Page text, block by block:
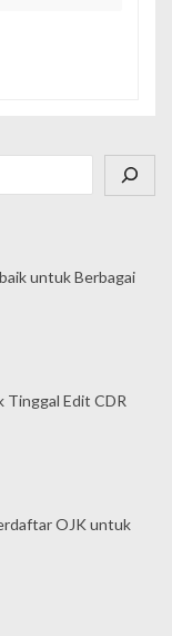
untuk Berbagai
Tinggal Edit CDR
OJK untuk